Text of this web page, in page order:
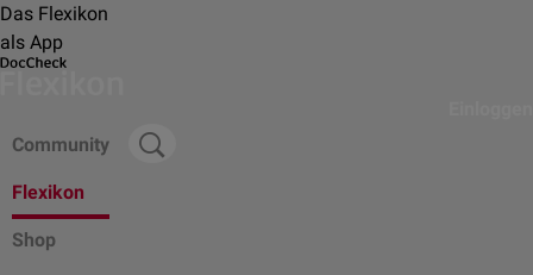
Das Flexikon
als App
Community
Flexikon
Shop